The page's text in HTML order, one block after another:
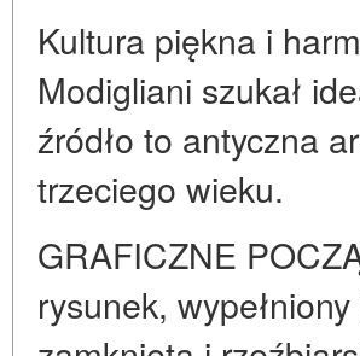
Kultura piękna i
Modigliani szukał
źródło to antyczna
trzeciego wieku.
GRAFICZNE
rysunek,